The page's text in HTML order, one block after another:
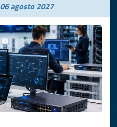
06 agosto 2027